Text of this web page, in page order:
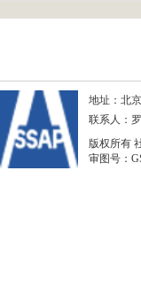
地址：北
联系人：罗
版权所有
审图号：